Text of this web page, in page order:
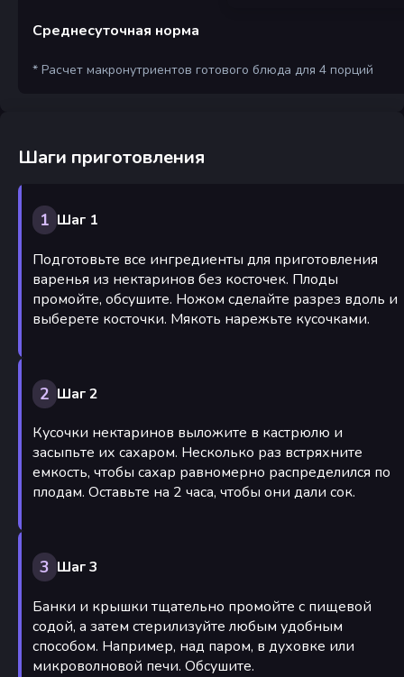
Среднесуточная норма
* Расчет макронутриентов готового блюда для 4 порций
Шаги приготовления
1 Шаг 1
Подготовьте все ингредиенты для приготовления
варенья из нектаринов без косточек. Плоды
промойте, обсушите. Ножом сделайте разрез вдоль и
выберете косточки. Мякоть нарежьте кусочками.
2 Шаг 2
Кусочки нектаринов выложите в кастрюлю и
засыпьте их сахаром. Несколько раз встряхните
емкость, чтобы сахар равномерно распределился по
плодам. Оставьте на 2 часа, чтобы они дали сок.
3 Шаг 3
Банки и крышки тщательно промойте с пищевой
содой, а затем стерилизуйте любым удобным
способом. Например, над паром, в духовке или
микроволновой печи. Обсушите.